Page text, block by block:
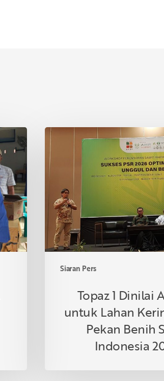
Siaran Pers
Topaz
Dinilai
Adaptif
Lahan
Kering
dalam
Pekan
Benih
Indonesia
Topaz 1 Dinilai
untuk Lahan
Pekan Benih
Indonesia